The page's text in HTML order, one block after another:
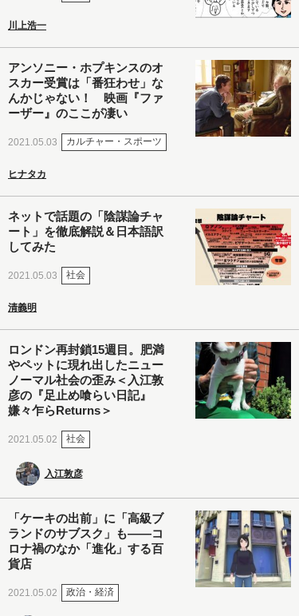
川上浩一
アンソニー・ホプキンスのオ
スカー受賞は「番狂わせ」な
んかじゃない！ 映画『ファ
ーザー』のここが凄い
2021.05.03 カルチャー・スポーツ
ヒナタカ
ネットで話題の「陰謀論チャ
ート」を徹底解説＆日本語訳
してみた
2021.05.03 社会
清義明
ロンドン再封鎖15週目。肥満
やペットに現れ出したニュー
ノーマル社会の歪み＜入江敦
彦の『足止め喰らい日記』
嫌々乍らReturns＞
2021.05.02 社会
入江敦彦
「ケーキの出前」に「高級ブ
ランドのサブスク」も――コ
ロナ禍のなか「進化」する百
貨店
2021.05.02 政治・経済